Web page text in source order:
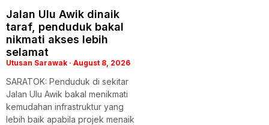
Jalan Ulu Awik dinaik
taraf, penduduk bakal
nikmati akses lebih
selamat
Utusan Sarawak August 8, 2026
SARATOK: Penduduk di sekitar
Jalan Ulu Awik bakal menikmati
kemudahan infrastruktur yang
lebih baik apabila projek menaik